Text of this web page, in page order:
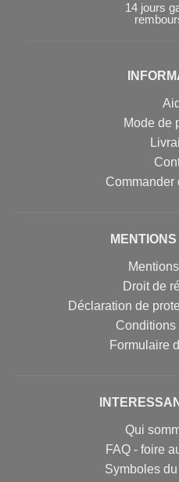
14 jours
Mode de
Commander
Droit de
Déclaration de
Formulaire
Qui
FAQ - foire
Symboles